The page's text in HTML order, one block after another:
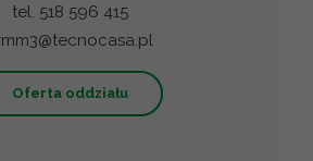
tel. 518 596 415
Oferta oddziału